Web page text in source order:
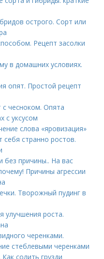
острого. Сорт или
Рецепт засолки
в домашних условиях.
опят. Простой рецепт
чесноком. Опята
с уксусом
слова «яровизация»
себя странно ростов.
без причины.. На вас
Причины агрессии
Творожный пудинг в
улучшения роста.
черенками.
стеблевыми черенками
солить грузди